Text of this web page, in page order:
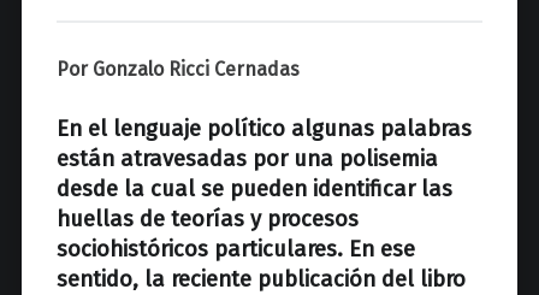
Por Gonzalo Ricci Cernadas
En el lenguaje político algunas palabras
están atravesadas por una polisemia
desde la cual se pueden identificar las
huellas de teorías y procesos
sociohistóricos particulares. En ese
sentido, la reciente publicación del libro